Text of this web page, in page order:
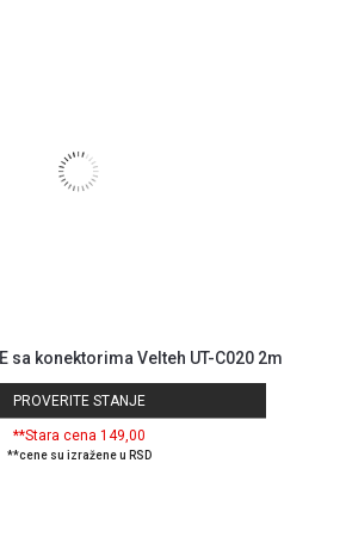
sa konektorima Velteh UT-C020 2m
PROVERITE STANJE
**Stara cena 149,00
**cene su izražene u RSD